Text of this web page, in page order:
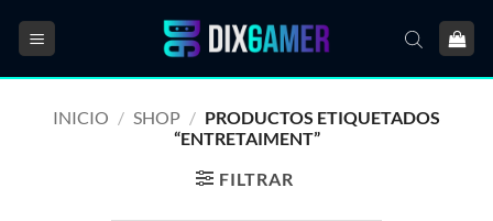
INICIO / SHOP / PRODUCTOS ETIQUETADOS
“ENTRETAIMENT”
FILTRAR